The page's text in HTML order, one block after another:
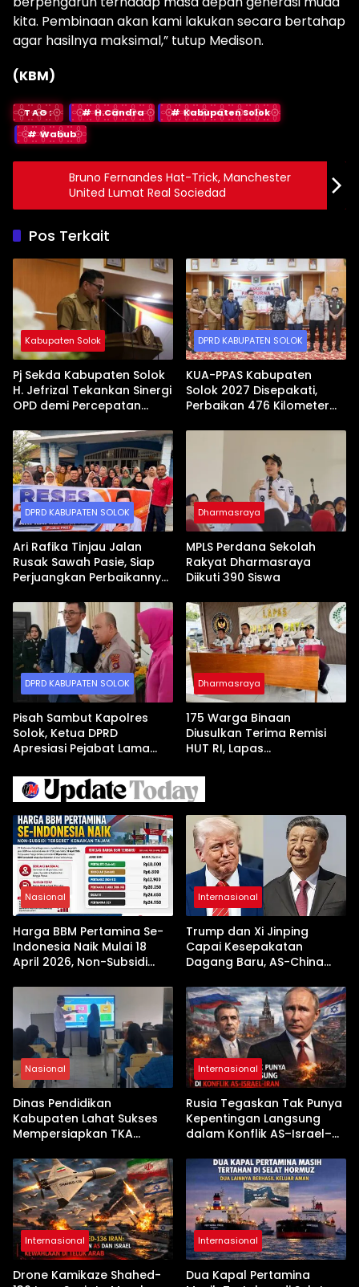
kita. Pembinaan akan kami lakukan secara bertahap
agar hasilnya maksimal,” tutup Medison.
(KBM)
TAG: H.Candra
Kabupaten Solok
Wabub
Bruno Fernandes Hat-Trick, Manchester
United Lumat Real Sociedad
Pos Terkait
Kabupaten Solok
Pj Sekda Kabupaten Solok
H. Jefrizal Tekankan Sinergi
OPD demi Percepatan
DPRD KABUPATEN SOLOK
KUA-PPAS Kabupaten
Solok 2027 Disepakati,
Perbaikan 476 Kilometer
DPRD KABUPATEN SOLOK
Ari Rafika Tinjau Jalan
Rusak Sawah Pasie, Siap
Perjuangkan Perbaikannya
Dharmasraya
MPLS Perdana Sekolah
Rakyat Dharmasraya
Diikuti 390 Siswa
DPRD KABUPATEN SOLOK
Pisah Sambut Kapolres
Solok, Ketua DPRD
Apresiasi Pejabat Lama
Dharmasraya
175 Warga Binaan
Diusulkan Terima Remisi
HUT RI, Lapas
TPP
Nasional
Harga BBM Pertamina Se-
Indonesia Naik Mulai 18
April 2026, Non-Subsidi
Internasional
Trump dan Xi Jinping
Capai Kesepakatan
Dagang Baru, AS-China
Jelang Kunjungan Beijing
Nasional
Dinas Pendidikan
Kabupaten Lahat Sukses
Mempersiapkan TKA
Pembekalan Latihan Soal
Tanpa Internet
Internasional
Rusia Tegaskan Tak Punya
Kepentingan Langsung
dalam Konflik AS–Israel–
Internasional
Drone Kamikaze Shahed-
Internasional
Dua Kapal Pertamina